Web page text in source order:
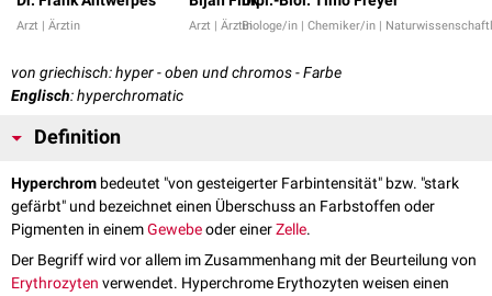
Arzt | Ärztin Arzt | ÄrztinBiologe/in | Chemiker/in |
von griechisch: hyper - oben und chromos - Farbe
Englisch: hyperchromatic
Definition
Hyperchrom bedeutet "von gesteigerter Farbintensität" bzw. "stark
gefärbt" und bezeichnet einen Überschuss an Farbstoffen oder
Pigmenten in einemGewebeoder einerZelle.
Der Begriff wird vor allem im Zusammenhang mit der Beurteilung von
Erythrozyten verwendet. Hyperchrome Erythozyten weisen einen